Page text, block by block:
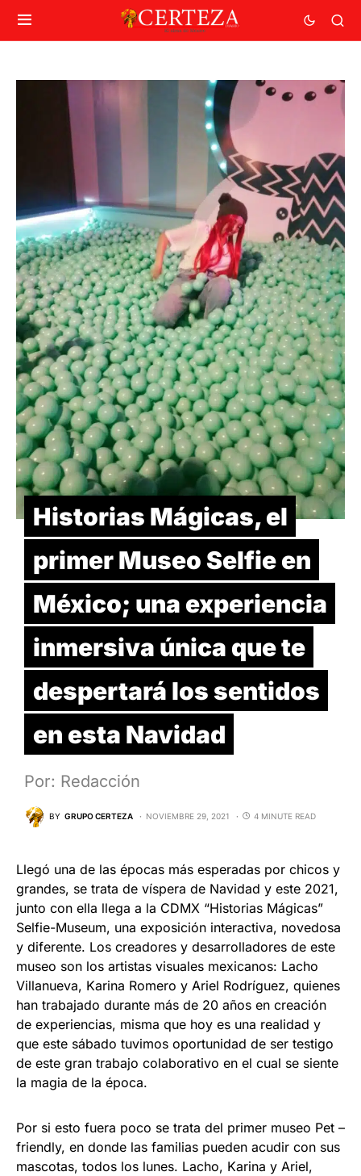
Historias Mágicas, el
primer Museo Selfie en
México; una experiencia
inmersiva única que te
despertará los sentidos
en esta Navidad
Por: Redacción
BY GRUPO CERTEZA NOVIEMBRE 29, 2021 4 MINUTE READ
Llegó una de las épocas más esperadas por chicos y
grandes, se trata de víspera de Navidad y este 2021,
junto con ella llega a la CDMX “Historias Mágicas”
Selfie-Museum, una exposición interactiva, novedosa
y diferente. Los creadores y desarrolladores de este
museo son los artistas visuales mexicanos: Lacho
Villanueva, Karina Romero y Ariel Rodríguez, quienes
han trabajado durante más de 20 años en creación
de experiencias, misma que hoy es una realidad y
que este sábado tuvimos oportunidad de ser testigo
de este gran trabajo colaborativo en el cual se siente
la magia de la época.
Por si esto fuera poco se trata del primer museo Pet –
friendly, en donde las familias pueden acudir con sus
mascotas, todos los lunes. Lacho, Karina y Ariel,